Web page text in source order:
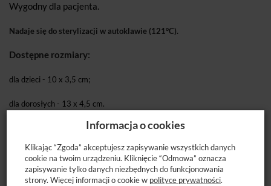
Wygodny dla pacjenta.
Nadaje się do sterylizacji w autoklawie (121°C).
Dostępne rozmiary:
dla dzieci - 10 x 3,5 cm;
dla dorosłych - 13 x 4,5 cm.
Dostępne opakowanie:2 szt.
Informacja o cookies
Klikając “Zgoda” akceptujesz zapisywanie wszystkich danych
cookie na twoim urządzeniu. Kliknięcie “Odmowa” oznacza
zapisywanie tylko danych niezbędnych do funkcjonowania
strony. Więcej informacji o cookie w polityce prywatności.